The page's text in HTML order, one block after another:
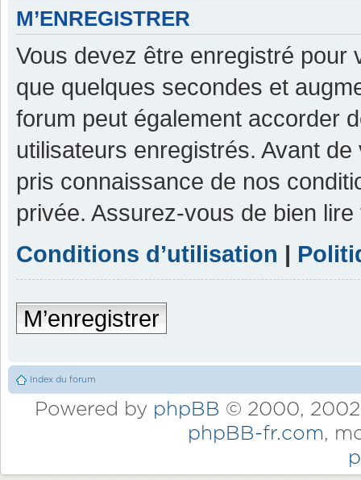
M’ENREGISTRER
Vous devez être enregistré pour
que quelques secondes et
forum peut également accorder
utilisateurs enregistrés. Avant
pris connaissance de nos
privée. Assurez-vous de bien
Conditions d’utilisation |
M’enregistrer
Index du forum
Powered by phpBB © 2000,
phpBB-fr.com,